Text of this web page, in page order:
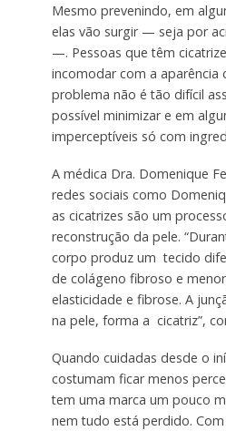
Mesmo prevenindo, em
elas vão surgir — seja por
—. Pessoas que têm
incomodar com a aparência
problema não é tão difícil
possível minimizar e em
imperceptíveis só com
A médica Dra. Domenique
redes sociais como
as cicatrizes são um
reconstrução da pele.
corpo produz um tecido
de colágeno fibroso e
elasticidade e fibrose. A
na pele, forma a cicatriz”,
Quando cuidadas desde o
costumam ficar menos
tem uma marca um pouco
nem tudo está perdido.